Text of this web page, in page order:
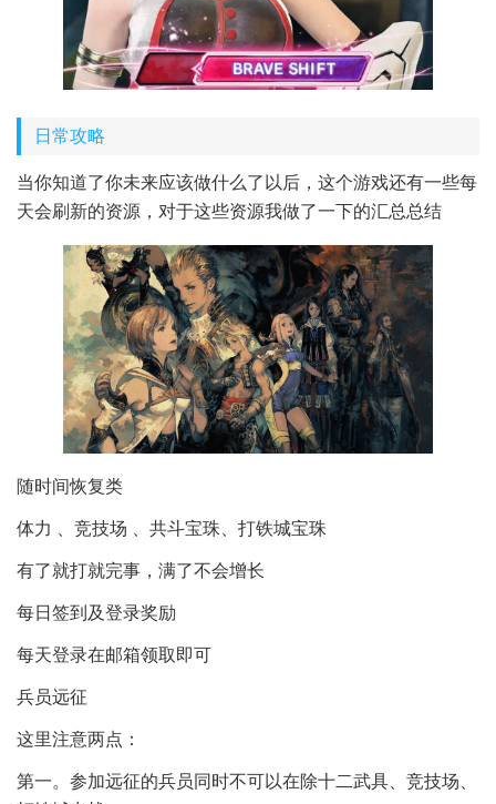
日常攻略
当你知道了你未来应该做什么了以后，这个游戏还有一些每
天会刷新的资源，对于这些资源我做了一下的汇总总结
随时间恢复类
体力 、竞技场 、共斗宝珠、打铁城宝珠
有了就打就完事，满了不会增长
每日签到及登录奖励
每天登录在邮箱领取即可
兵员远征
这里注意两点：
第一。参加远征的兵员同时不可以在除十二武具、竞技场、